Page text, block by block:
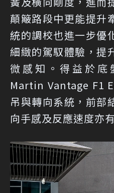
顛簸路段中更能提升
統的調校也進一步優
細緻的駕馭體驗，提
微感知。得益於底
Martin Vantage F1
吊與轉向系統，前部
向手感及反應速度亦